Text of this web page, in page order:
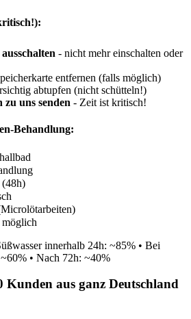
- nicht mehr einschalten oder
entfernen (falls möglich)
abtupfen (nicht schütteln!)
zu uns senden - Zeit ist kritisch!
Behandlung:
innerhalb 24h: ~85% • Bei
• Nach 72h: ~40%
Kunden aus ganz Deutschland